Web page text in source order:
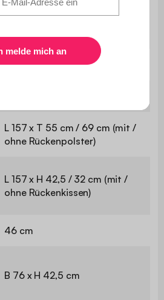
Der Aufbau ist sehr einfach,
33,5 kg
L 157 x T 55 cm / 69 cm (mit /
ohne Rückenpolster)
L 157 x H 42,5 / 32 cm (mit /
ohne Rückenkissen)
46 cm
B 76 x H 42,5 cm